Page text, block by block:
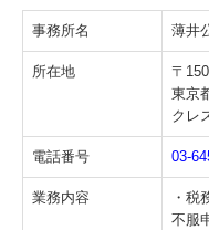
経営革新等支援機関とは
経営改善オンデマンド
個人情報保護方針
電帳法・インボイス最
事務所名 薄井
所在地
〒
東京
クレ
電話番号 03-
業務内容
・税
不服